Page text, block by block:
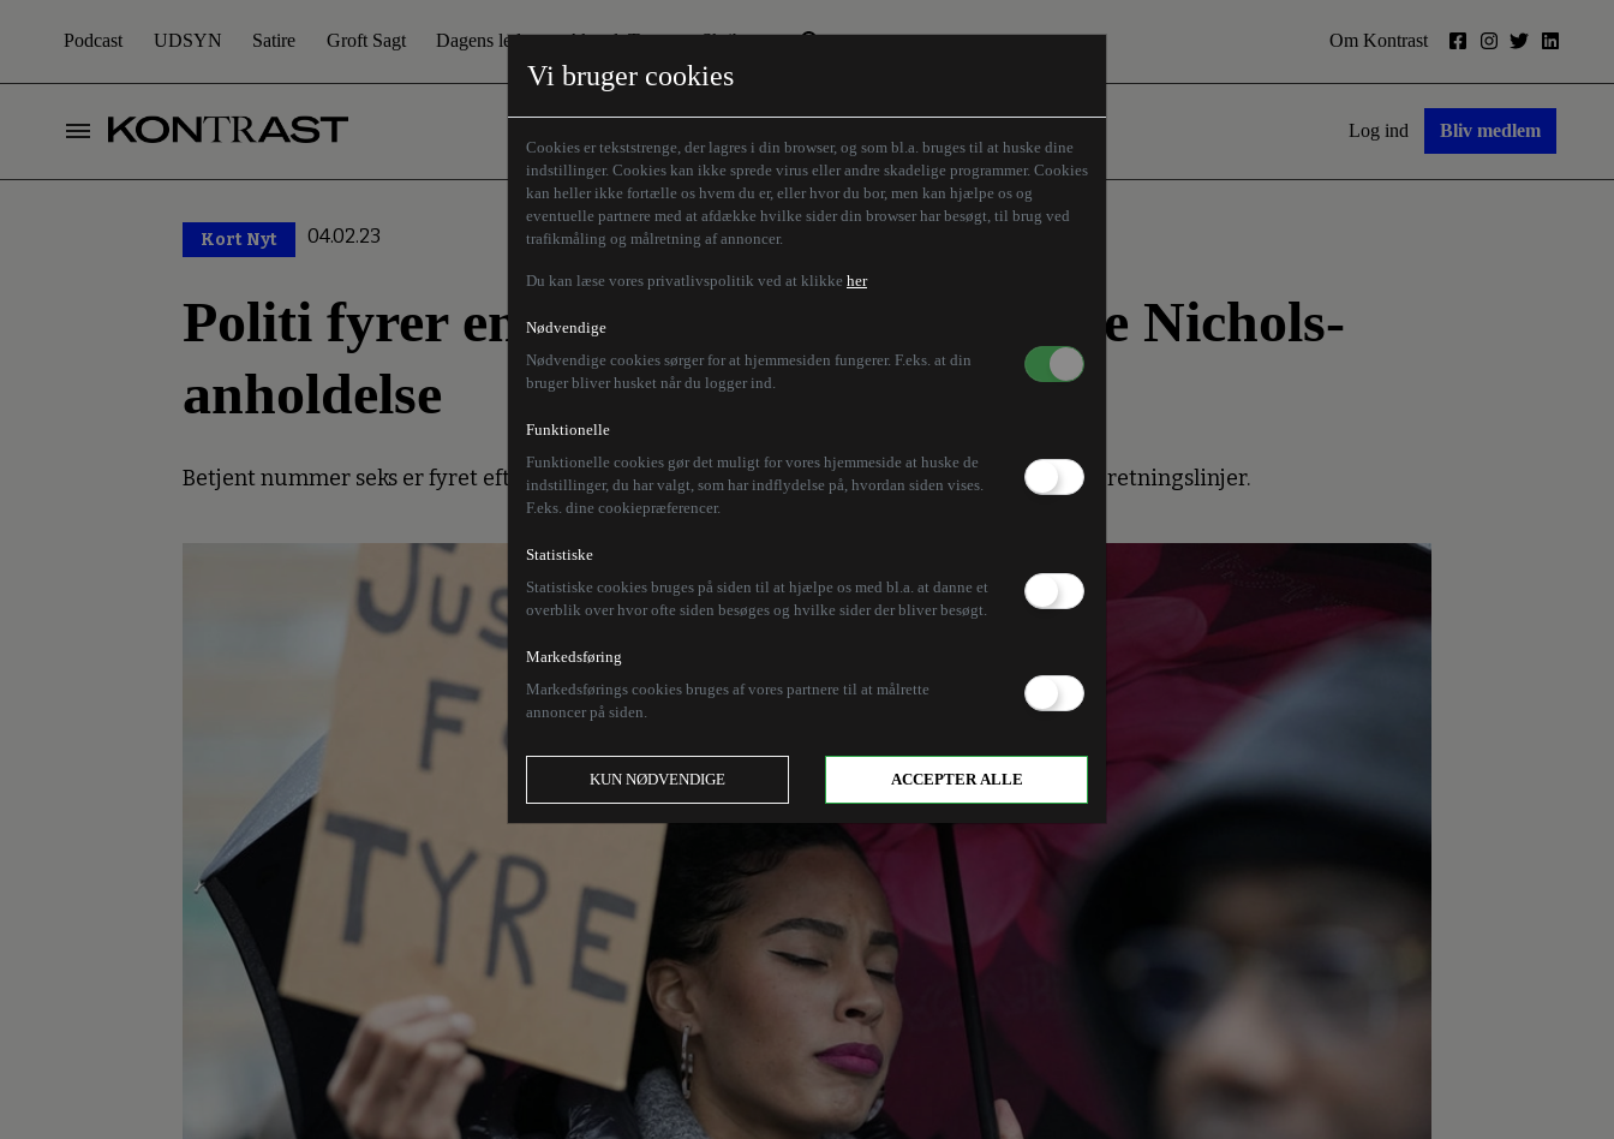
Vi bruger cookies
Cookies er tekststrenge, der lagres i din browser, og som bl.a. bruges til at huske dine
indstillinger. Cookies kan ikke sprede virus eller andre skadelige programmer. Cookies
kan heller ikke fortælle os hvem du er, eller hvor du bor, men kan hjælpe os og
eventuelle partnere med at afdække hvilke sider din browser har besøgt, til brug ved
trafikmåling og målretning af annoncer.
Du kan læse vores privatlivspolitik ved at klikke her
Nødvendige
Nødvendige cookies sørger for at hjemmesiden fungerer. F.eks. at din
bruger bliver husket når du logger ind.
Funktionelle
Funktionelle cookies gør det muligt for vores hjemmeside at huske de
indstillinger, du har valgt, som har indflydelse på, hvordan siden vises.
F.eks. dine cookiepræferencer.
Statistiske
Statistiske cookies bruges på siden til at hjælpe os med bl.a. at danne et
overblik over hvor ofte siden besøges og hvilke sider der bliver besøgt.
Markedsføring
Markedsførings cookies bruges af vores partnere til at målrette
annoncer på siden.
KUN NØDVENDIGE ACCEPTER ALLE
Podcast UDSYN Satire Groft Sagt Dagens leder Aktuelt Tema
Den borgelige brille
Humaniora forfra
Store Danskere
Skribenter
Z-aksen
Om Kontrast
Log ind Bliv medlem
Kort Nyt 04.02.23
Politi fyrer endnu en betjent efter Tyre Nichols-
anholdelse
Betjent nummer seks er fyret efter anholdelse af Nichols. Han har angiveligt overtrådt flere retningslinjer.